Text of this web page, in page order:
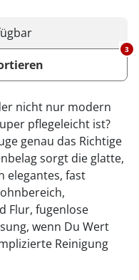
3
nicht nur modern
pflegeleicht ist?
genau das Richtige
sorgt die glatte,
elegantes, fast
Flur, fugenlose
wenn Du Wert
Reinigung